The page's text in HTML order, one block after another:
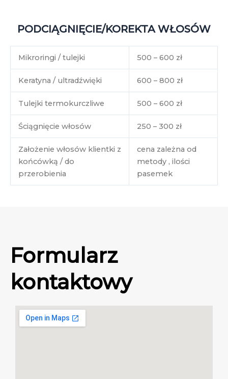
PODCIĄGNIĘCIE/KOREKTA WŁOSÓW
Mikroringi / tulejki 500 – 600 zł
Keratyna / ultradźwięki 600 – 800 zł
Tulejki termokurczliwe 500 – 600 zł
Ściągnięcie włosów 250 – 300 zł
Założenie włosów klientki z
końcówką / do
przerobienia
cena zależna od
metody , ilości
pasemek
Formularz
kontaktowy